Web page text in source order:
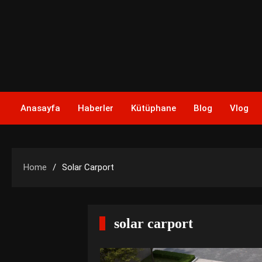
Anasayfa Haberler Kütüphane Blog Vlog
Home Solar Carport
solar carport